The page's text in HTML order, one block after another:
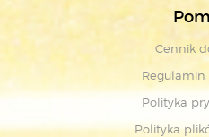
Cennik
Regulamin
Polityka
Polityka